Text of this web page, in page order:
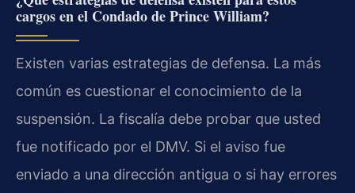
cargos en el Condado de Prince William?
Existen varias estrategias de defensa. La más
común es cuestionar el conocimiento de la
suspensión. La fiscalía debe probar que usted
fue notificado por el DMV. Si el aviso fue
enviado a una dirección antigua o si hay errores